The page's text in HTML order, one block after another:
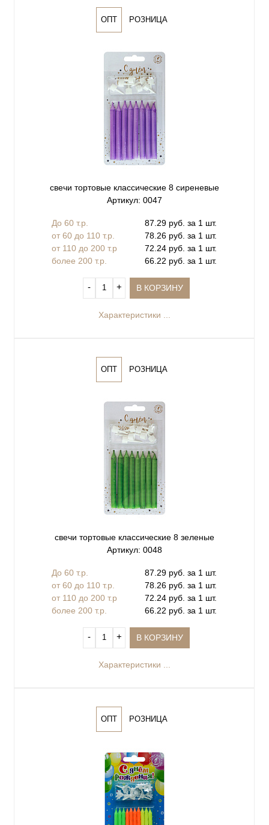
ОПТ РОЗНИЦА
свечи тортовые классические 8 сиреневые
Артикул: 0047
До 60 т.р.
87.29 руб. за 1 шт.
от 60 до 110 т.р.
78.26 руб. за 1 шт.
от 110 до 200 т.р
72.24 руб. за 1 шт.
более 200 т.р.
66.22 руб. за 1 шт.
‐ + В КОРЗИНУ
Характеристики ...
ОПТ РОЗНИЦА
свечи тортовые классические 8 зеленые
Артикул: 0048
До 60 т.р.
87.29 руб. за 1 шт.
от 60 до 110 т.р.
78.26 руб. за 1 шт.
от 110 до 200 т.р
72.24 руб. за 1 шт.
более 200 т.р.
66.22 руб. за 1 шт.
‐ + В КОРЗИНУ
Характеристики ...
ОПТ РОЗНИЦА